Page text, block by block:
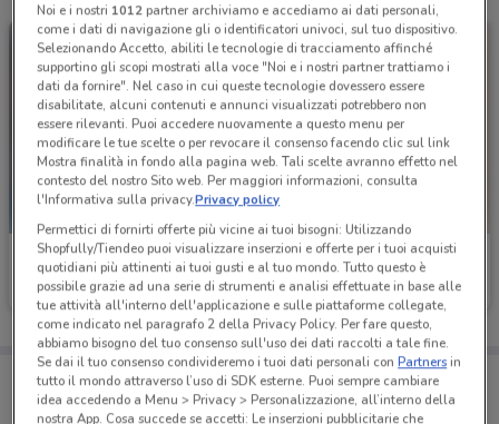
Ferplast
Scade il 31/12 2.6 km
Ferplast
Scade il 31/12 2.6 km
Porta DoveConviene sempre con te!
Puoi trovare le migliori offerte dei negozi vicino a te,
salvarle e creare la tua lista del risparmio, comodamente
Noi e i nostri 1012partner archiviamo e accediamo ai dati personali,
come i dati di navigazione gli o identificatori univoci, sul tuo dispositivo.
Selezionando Accetto, abiliti le tecnologie di tracciamento affinché
supportino gli scopi mostrati alla voce "Noi e i nostri partner trattiamo i
dati da fornire". Nel caso in cui queste tecnologie dovessero essere
disabilitate, alcuni contenuti e annunci visualizzati potrebbero non
essere rilevanti. Puoi accedere nuovamente a questo menu per
modificare le tue scelte o per revocare il consenso facendo clic sul link
Mostra finalità in fondo alla pagina web. Tali scelte avranno effetto nel
contesto del nostro Sito web. Per maggiori informazioni, consulta
l'Informativa sulla privacy.Privacy policy
Permettici di fornirti offerte più vicine ai tuoi bisogni: Utilizzando
Shopfully/Tiendeo puoi visualizzare inserzioni e offerte per i tuoi acquisti
quotidiani più attinenti ai tuoi gusti e al tuo mondo. Tutto questo è
possibile grazie ad una serie di strumenti e analisi effettuate in base alle
tue attività all'interno dell'applicazione e sulle piattaforme collegate,
come indicato nel paragrafo 2 della Privacy Policy. Per fare questo,
abbiamo bisogno del tuo consenso sull'uso dei dati raccolti a tale fine.
Se dai il tuo consenso condivideremo i tuoi dati personali conPartnersin
tutto il mondo attraverso l’uso di SDK esterne. Puoi sempre cambiare
idea accedendo a Menu > Privacy > Personalizzazione, all’interno della
nostra App. Cosa succede se accetti: Le inserzioni pubblicitarie che